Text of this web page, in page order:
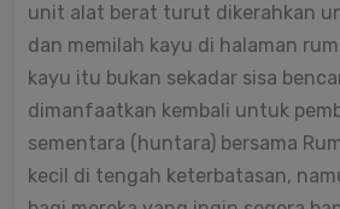
unit alat berat turut dikerahkan
dan memilah kayu di halaman
kayu itu bukan sekadar sisa
dimanfaatkan kembali untuk
sementara (huntara) bersama
kecil di tengah keterbatasan,